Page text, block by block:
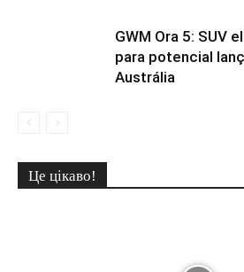
GWM Ora 5: SUV
para potencial
Austrália
Це цікаво!